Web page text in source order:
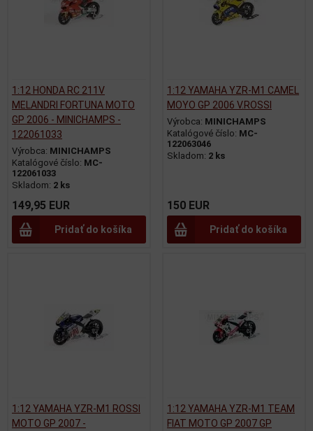
1:12 HONDA RC 211V
MELANDRI FORTUNA MOTO
GP 2006 - MINICHAMPS -
122061033
Výrobca: MINICHAMPS
Katalógové číslo: MC-
122061033
Skladom: 2 ks
149,95 EUR
Pridať do košíka
1:12 YAMAHA YZR-M1 CAMEL
MOYO GP 2006 V.ROSSI
Výrobca: MINICHAMPS
Katalógové číslo: MC-
122063046
Skladom: 2 ks
150 EUR
Pridať do košíka
1:12 YAMAHA YZR-M1 ROSSI
MOTO GP 2007 -
1:12 YAMAHA YZR-M1 TEAM
FIAT MOTO GP 2007 GP